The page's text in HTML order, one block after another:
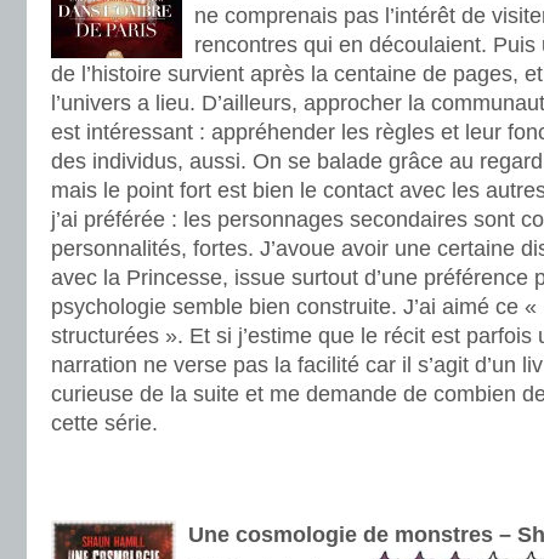
ne comprenais pas l’intérêt de
rencontres qui en découlaient.
de l’histoire survient après la centaine de pages,
l’univers a lieu. D’ailleurs, approcher la
est intéressant : appréhender les règles et leur
des individus, aussi. On se balade grâce au
mais le point fort est bien le contact avec les
j’ai préférée : les personnages secondaires sont
personnalités, fortes. J’avoue avoir une certaine
avec la Princesse, issue surtout d’une préférence
psychologie semble bien construite. J’ai aimé ce
structurées ». Et si j’estime que le récit est parfois
narration ne verse pas la facilité car il s’agit d’un
curieuse de la suite et me demande de combien
cette série.
Une cosmologie de monstres –